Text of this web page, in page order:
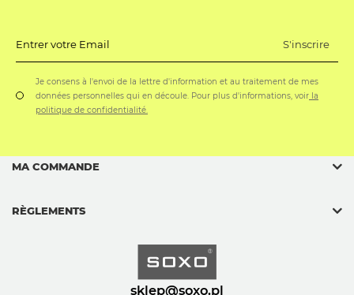
Entrer votre Email S'inscrire
Je consens à l'envoi de la lettre d'information et au traitement de mes
données personnelles qui en découle. Pour plus d'informations, voir la
politique de confidentialité.
sklep@soxo.pl
MA COMMANDE
RÈGLEMENTS